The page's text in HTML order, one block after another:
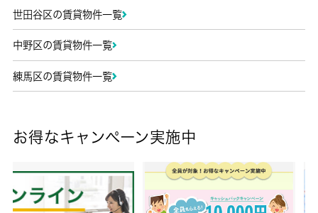
世田谷区の賃貸物件一覧
中野区の賃貸物件一覧
練馬区の賃貸物件一覧
お得なキャンペーン実施中